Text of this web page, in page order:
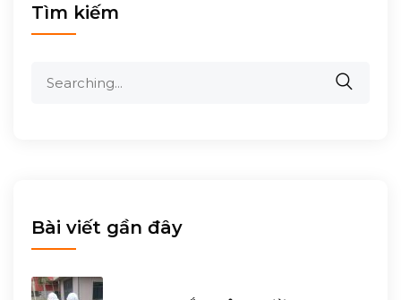
Tìm kiếm
Bài viết gần đây